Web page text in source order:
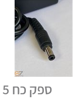
ספק כח 5 וולט 10 אמפר, 5V--10A